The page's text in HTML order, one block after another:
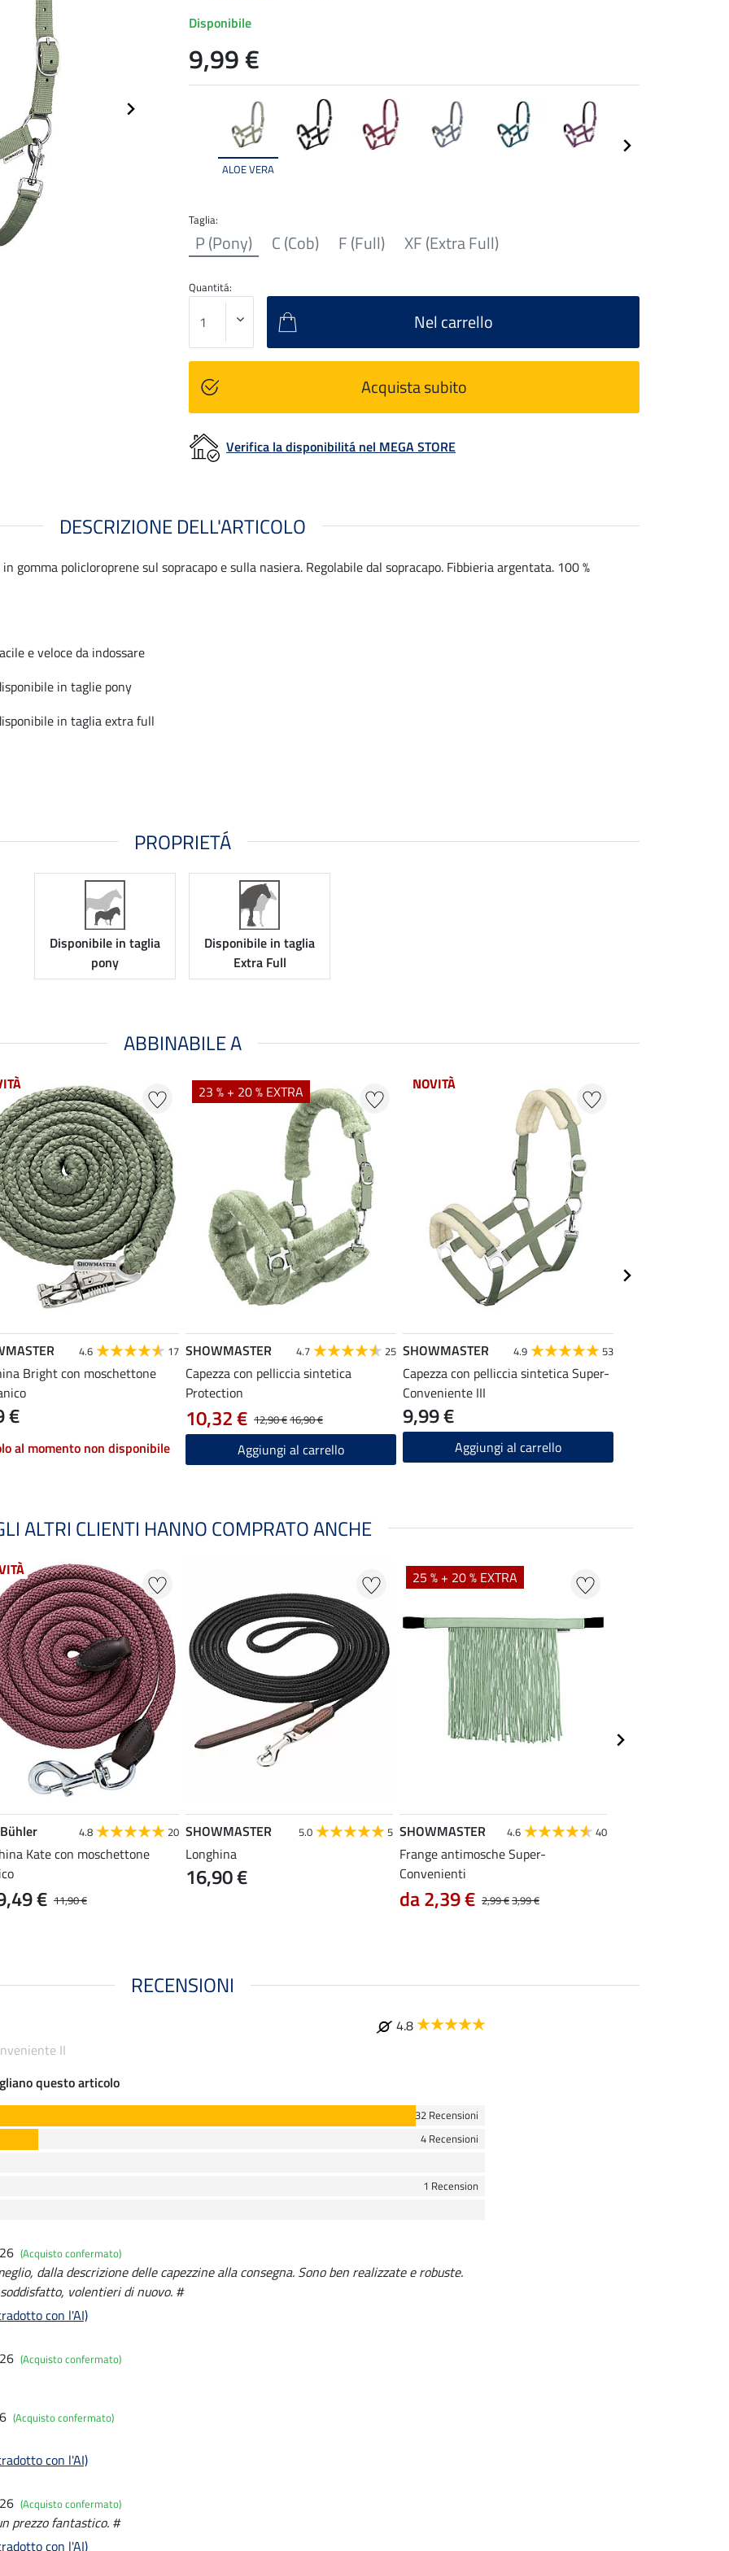
ALOE VERA
Taglia:
P (Pony) C (Cob) F (Full) XF (Extra Full)
Disponibile
9,99 €
Quantitá:
Nel carrello
Acquista subito
Verifica la disponibilitá nel MEGA STORE
DESCRIZIONE DELL'ARTICOLO
gomma policloroprene sul sopracapo e sulla nasiera. Regolabile dal sopracapo. Fibbieria argentata. 100 %
e veloce da indossare
in taglie pony
in taglia extra full
PROPRIETÁ
Disponibile in taglia
pony
Disponibile in taglia
Extra Full
ABBINABILE A
4.6 17
Bright con moschettone
€
al momento non disponibile
23 % + 20 % EXTRA
SHOWMASTER 4.7 25
Capezza con pelliccia sintetica
Protection
12,90 €16,90 €
10,32 €
Aggiungi al carrello
NOVITÀ
SHOWMASTER 4.9 53
Capezza con pelliccia sintetica Super-
Conveniente III
9,99 €
Aggiungi al carrello
ALTRI CLIENTI HANNO COMPRATO ANCHE
4.8 20
Kate con moschettone
11,90 €
€
SHOWMASTER 5.0 5
Longhina
16,90 €
25 % + 20 % EXTRA
SHOWMASTER 4.6 40
Frange antimosche Super-
Convenienti
2,99 €3,99 €
da 2,39 €
RECENSIONI
4.8
II
questo articolo
32 Recensioni
4 Recensioni
1 Recension
(Acquisto confermato)
dalla descrizione delle capezzine alla consegna. Sono ben realizzate e robuste.
volentieri di nuovo. #
con l'AI)
(Acquisto confermato)
(Acquisto confermato)
con l'AI)
(Acquisto confermato)
prezzo fantastico. #
con l'AI)